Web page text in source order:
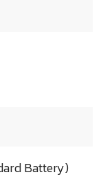
Battery)